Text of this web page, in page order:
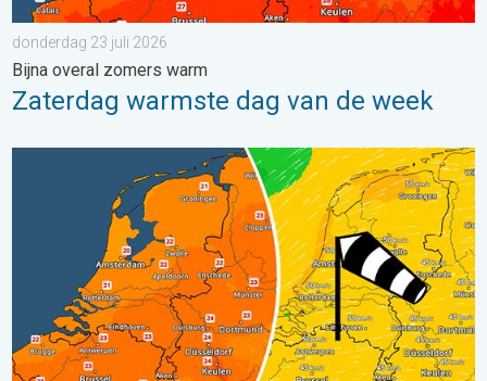
donderdag 23 juli 2026
Bijna overal zomers warm
Zaterdag warmste dag van de week
Koeler weer op komst. Maxima onder 25 graden. . . dinsdag